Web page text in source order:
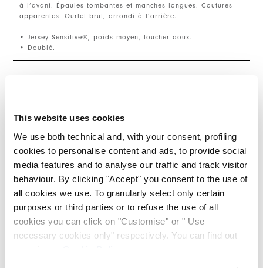
This website uses cookies
We use both technical and, with your consent, profiling
cookies to personalise content and ads, to provide social
media features and to analyse our traffic and track visitor
behaviour. By clicking "Accept" you consent to the use of
all cookies we use. To granularly select only certain
purposes or third parties or to refuse the use of all
cookies you can click on "Customise" or " Use
necessary cookies only" respectively. You can find out
more in ourCookie Policy.
S'INSCRIRE À NOTRE BULLETIN
D'INFORMATION
INSCRIVEZ-VOUS À LA NEWSLETTER
Inscrivez-vous à notre newsletter pour
découvrir en avant-première nos dernières
collections.
Restez informé(e) des nouveautés,
à l’avant. Épaules tombantes et manches longues. Coutures
apparentes. Ourlet brut, arrondi à l’arrière.
• Jersey Sensitive®, poids moyen, toucher doux.
• Doublé.
Contactez-nous | Expédition | Partager
COMPLETE THE LOOK